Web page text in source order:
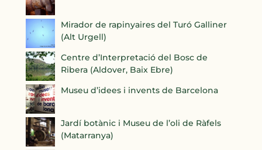
Mirador de rapinyaires del Turó Galliner
(Alt Urgell)
Centre d’Interpretació del Bosc de
Ribera (Aldover, Baix Ebre)
Museu d’idees i invents de Barcelona
Jardí botànic i Museu de l’oli de Ràfels
(Matarranya)